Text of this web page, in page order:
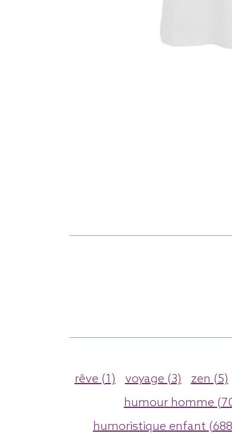
rêve (1) voyage (3) zen (5)
humour homme
humoristique enfant